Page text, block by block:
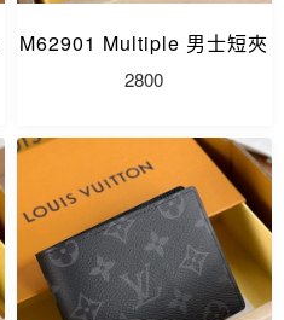
M62901 Multiple 男士短夾
2800